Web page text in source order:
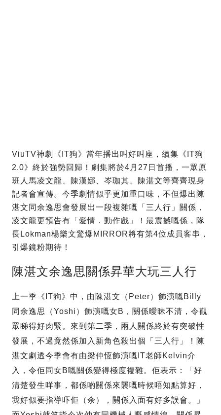
ViuTV神劇《IT狗》當年播出叫好叫座，續集《IT狗
2.0》終於強勢回歸！劇集將於4月27日首播，一眾原
班人馬凌文龍、陳漢娜、岑珈其、陳湛文等齊齊現身
記者會宣傳。今季劇情似乎更加重口味，不但爆出陳
湛文同余逸思會發展出一段複雜嘅「三人行」關係，
凌文龍更預告有「愛情．動作戲」！最震撼嘅係，隊
長Lokman楊樂文驚爆MIRROR將有第4位成員客串，
引爆鏡粉期待！
陳湛文余逸思關係昇華大玩三人行
上一季《IT狗》中，由陳湛文（Peter）飾演嘅Billy
同余逸思（Yoshi）飾演嘅女B，關係曖昧不清，令觀
眾睇得好肉緊。來到第二季，兩人關係終於有突破性
發展，不過竟然係加入新角色殺出個「三人行」！陳
湛文劇透今季會有由梁仲恆飾演嘅IT老師Kelvin介
入，令佢同女B嘅關係變得極度複雜。佢表示：「好
清楚發生咩事，都係啲關係來襲嘅時候唔知點算好，
我好似要指導吓佢（余），關係入面有好多誤會。」